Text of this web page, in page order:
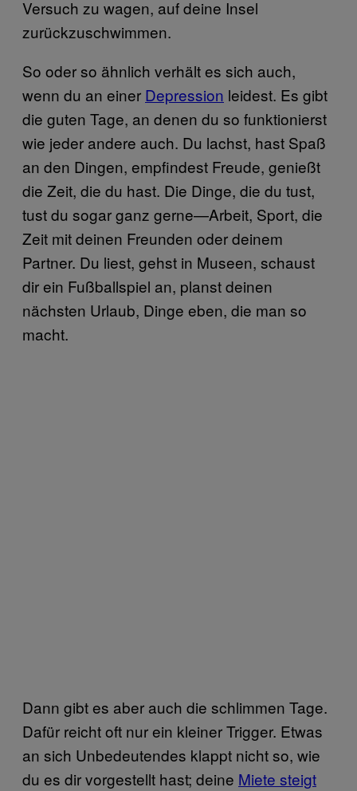
Versuch zu wagen, auf deine Insel
zurückzuschwimmen.
So oder so ähnlich verhält es sich auch,
wenn du an einer Depression leidest. Es gibt
die guten Tage, an denen du so funktionierst
wie jeder andere auch. Du lachst, hast Spaß
an den Dingen, empfindest Freude, genießt
die Zeit, die du hast. Die Dinge, die du tust,
tust du sogar ganz gerne—Arbeit, Sport, die
Zeit mit deinen Freunden oder deinem
Partner. Du liest, gehst in Museen, schaust
dir ein Fußballspiel an, planst deinen
nächsten Urlaub, Dinge eben, die man so
macht.
Dann gibt es aber auch die schlimmen Tage.
Dafür reicht oft nur ein kleiner Trigger. Etwas
an sich Unbedeutendes klappt nicht so, wie
du es dir vorgestellt hast; deine Miete steigt